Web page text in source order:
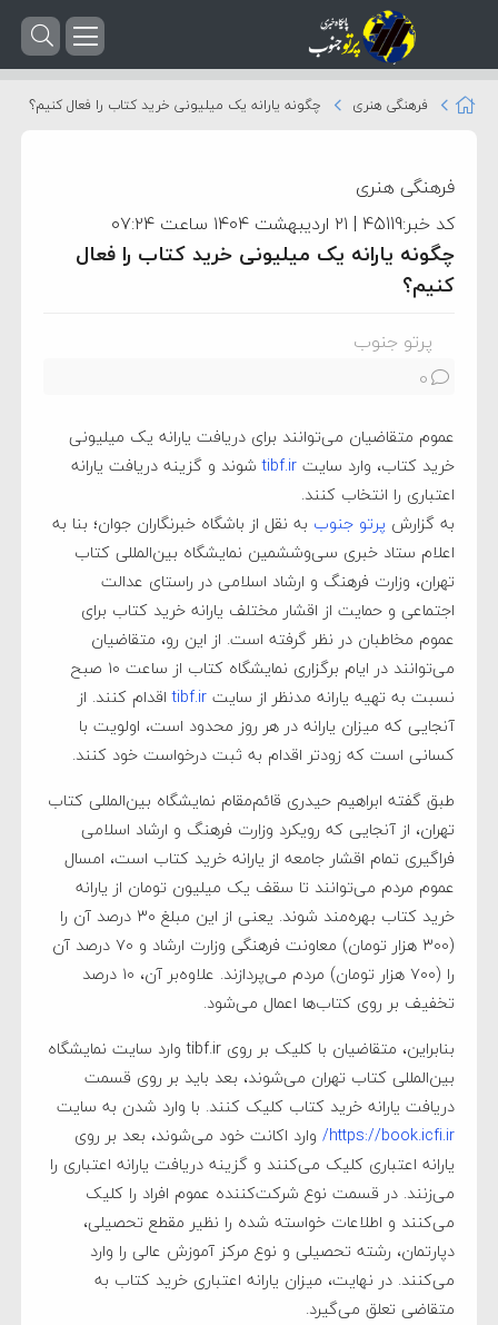
فرهنگی هنری چگونه یارانه یک میلیونی خرید کتاب را فعال کنیم؟
فرهنگی هنری
کد خبر:45119 | ۲۱ اردیبهشت ۱۴۰۴ ساعت ۰۷:۲۴
چگونه یارانه یک میلیونی خرید کتاب را فعال
کنیم؟
پرتو جنوب
0
عموم متقاضیان می‌توانند برای دریافت یارانه یک میلیونی
خرید کتاب، وارد سایت tibf.irشوند و گزینه دریافت یارانه
اعتباری را انتخاب کنند.
به گزارش پرتو جنوب به نقل از باشگاه خبرنگاران جوان؛ بنا به
اعلام ستاد خبری سی‌وششمین نمایشگاه بین‌المللی کتاب
تهران، وزارت فرهنگ و ارشاد اسلامی در راستای عدالت
اجتماعی و حمایت از اقشار مختلف یارانه خرید کتاب برای
عموم مخاطبان در نظر گرفته است. از این رو، متقاضیان
می‌توانند در ایام برگزاری نمایشگاه کتاب از ساعت ۱۰ صبح
نسبت به تهیه یارانه مدنظر از سایت tibf.irاقدام کنند. از
آنجایی که میزان یارانه در هر روز محدود است، اولویت با
کسانی است که زودتر اقدام به ثبت درخواست خود کنند.
طبق گفته ابراهیم حیدری قائم‌مقام نمایشگاه بین‌المللی کتاب
تهران، از آنجایی که رویکرد وزارت فرهنگ و ارشاد اسلامی
فراگیری تمام اقشار جامعه از یارانه خرید کتاب است، امسال
عموم مردم می‌توانند تا سقف یک میلیون تومان از یارانه
خرید کتاب بهره‌مند شوند. یعنی از این مبلغ ۳۰ درصد آن را
(۳۰۰ هزار تومان) معاونت فرهنگی وزارت ارشاد و ۷۰ درصد آن
را (۷۰۰ هزار تومان) مردم می‌پردازند. علاوه‌بر آن، ۱۰ درصد
تخفیف بر روی کتاب‌ها اعمال می‌شود.
بنابراین، متقاضیان با کلیک بر روی tibf.ir وارد سایت نمایشگاه
بین‌المللی کتاب تهران می‌شوند، بعد باید بر روی قسمت
دریافت یارانه خرید کتاب کلیک کنند. با وارد شدن به سایت
https://book.icfi.ir/ وارد اکانت خود می‌شوند، بعد بر روی
یارانه اعتباری کلیک می‌کنند و گزینه دریافت یارانه اعتباری را
می‌زنند. در قسمت نوع شرکت‌کننده عموم افراد را کلیک
می‌کنند و اطلاعات خواسته شده را نظیر مقطع تحصیلی،
دپارتمان، رشته تحصیلی و نوع مرکز آموزش عالی را وارد
می‌کنند. در نهایت، میزان یارانه اعتباری خرید کتاب به
متقاضی تعلق می‌گیرد.